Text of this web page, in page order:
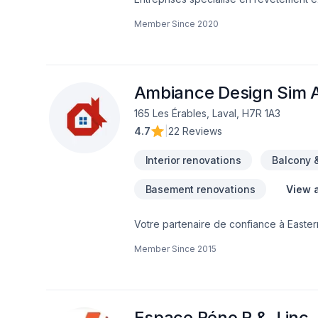
Member Since 2020
Ambiance Design Sim
165 Les Érables, Laval, H7R 1A3
4.7
22 Reviews
Interior renovations Balcony
Basement renovations View
Votre partenaire de confiance à
Excavation intérieur, Fissures,
Member Since 2015